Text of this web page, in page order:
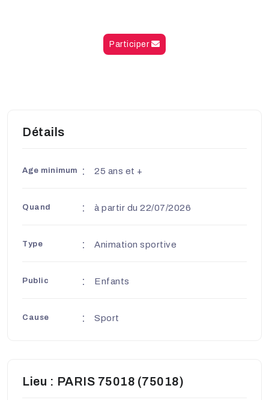
Participer
Détails
Age minimum 25 ans et +
Quand à partir du 22/07/2026
Type Animation sportive
Public Enfants
Cause Sport
Lieu : PARIS 75018 (75018)